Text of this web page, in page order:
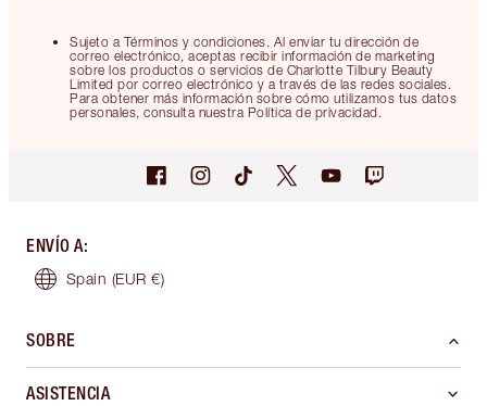
Sujeto a Términos y condiciones. Al enviar tu dirección de
correo electrónico, aceptas recibir información de marketing
sobre los productos o servicios de Charlotte Tilbury Beauty
Limited por correo electrónico y a través de las redes sociales.
Para obtener más información sobre cómo utilizamos tus datos
personales, consulta nuestra Política de privacidad.
ENVÍO A:
Spain (EUR €)
SOBRE
ASISTENCIA